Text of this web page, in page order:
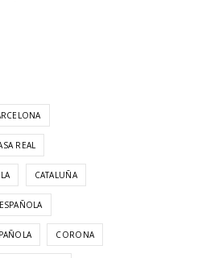
REAL
CATALUÑA
CORONA